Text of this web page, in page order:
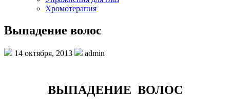
Хромотерапия
Выпадение волос
14 октября, 2013 admin
ВЫПАДЕНИЕ ВОЛОС